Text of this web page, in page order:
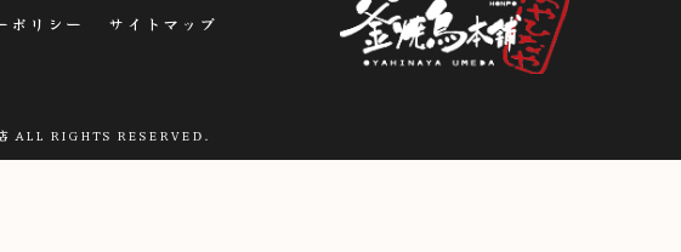
ポリシー サイトマップ
ALL RIGHTS RESERVED.